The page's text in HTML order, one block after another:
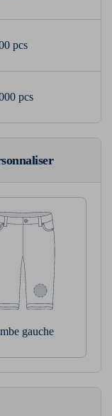
pcs
pcs
gauche